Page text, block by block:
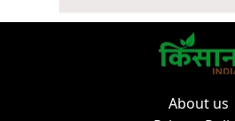
About us